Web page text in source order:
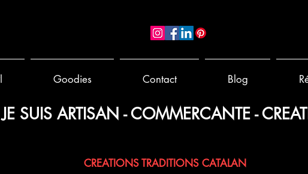
Goodies Contact Blog
JE SUIS ARTISAN - COMMERCANTE -
CREATIONS TRADITIONS CATALAN